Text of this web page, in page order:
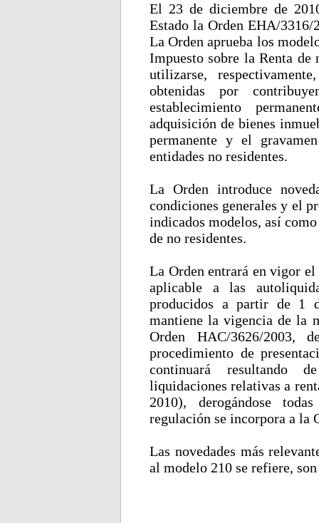
El 23 de diciembre de
Estado la Orden EHA/
La Orden aprueba los
Impuesto sobre la Renta de
utilizarse,
obtenidas por
establecimiento
adquisición de bienes
permanente y el
entidades no residentes.
La Orden introduce
condiciones generales y el
indicados modelos, así
de no residentes.
La Orden entrará en vigor
aplicable a las
producidos a partir de 1
mantiene la vigencia de la
Orden HAC/3626/2003,
procedimiento de
continuará resultando
liquidaciones relativas a
2010), derogándose
regulación se incorpora a la
Las novedades más
al modelo 210 se refiere,